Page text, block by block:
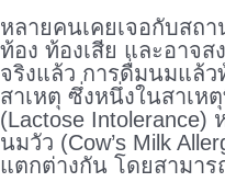
หลายคนเคยเจอกับสถ
ท้อง ท้องเสีย และอาจส
จริงแล้ว การดื่มนมแล้ว
สาเหตุ ซึ่งหนึ่งในสาเ
(Lactose Intolerance)
นมวัว (Cow’s Milk
แตกต่างกัน โดยสามาร